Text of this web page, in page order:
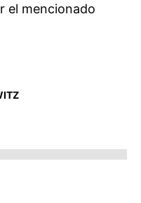
el mencionado